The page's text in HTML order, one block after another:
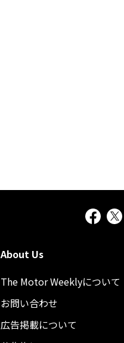
About Us
The Motor Weeklyについて
お問い合わせ
広告掲載について